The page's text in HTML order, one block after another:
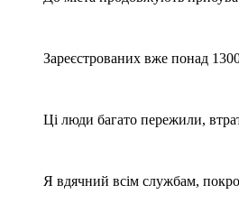
Зареєстрованих вже понад
Ці люди багато пережили,
Я вдячний всім службам,